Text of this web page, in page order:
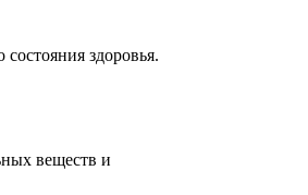
здоровья.
веществ и